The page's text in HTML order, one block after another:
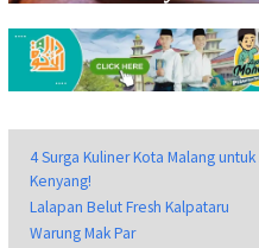
4 Surga Kuliner Kota Malang
Kenyang!
Lalapan Belut Fresh Kalpataru
Warung Mak Par